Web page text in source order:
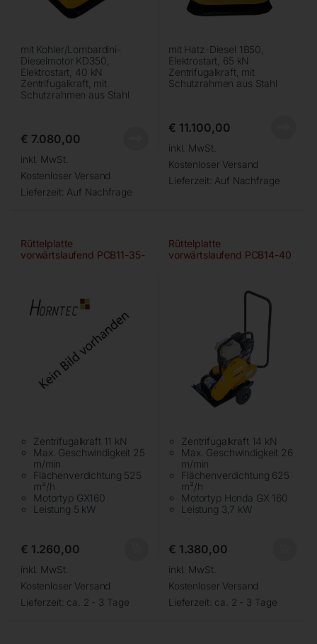
mit Kohler/Lombardini-
Dieselmotor KD350,
Elektrostart, 40 kN
Zentrifugalkraft, mit
Schutzrahmen aus Stahl
€ 7.080,00
inkl. MwSt.
Kostenloser Versand
Lieferzeit: Auf Nachfrage
mit Hatz-Diesel 1B50,
Elektrostart, 65 kN
Zentrifugalkraft, mit
Schutzrahmen aus Stahl
€ 11.100,00
inkl. MwSt.
Kostenloser Versand
Lieferzeit: Auf Nachfrage
Rüttelplatte
vorwärtslaufend PCB11-35-
Zentrifugalkraft 11 kN
Max. Geschwindigkeit 25
m/min
Flächenverdichtung 525
m²/h
Motortyp GX160
Leistung 5 kW
€ 1.260,00
inkl. MwSt.
Kostenloser Versand
Lieferzeit: ca. 2 - 3 Tage
Rüttelplatte
vorwärtslaufend PCB14-40
Zentrifugalkraft 14 kN
Max. Geschwindigkeit 26
m/min
Flächenverdichtung 625
m²/h
Motortyp Honda GX 160
Leistung 3,7 kW
€ 1.380,00
inkl. MwSt.
Kostenloser Versand
Lieferzeit: ca. 2 - 3 Tage